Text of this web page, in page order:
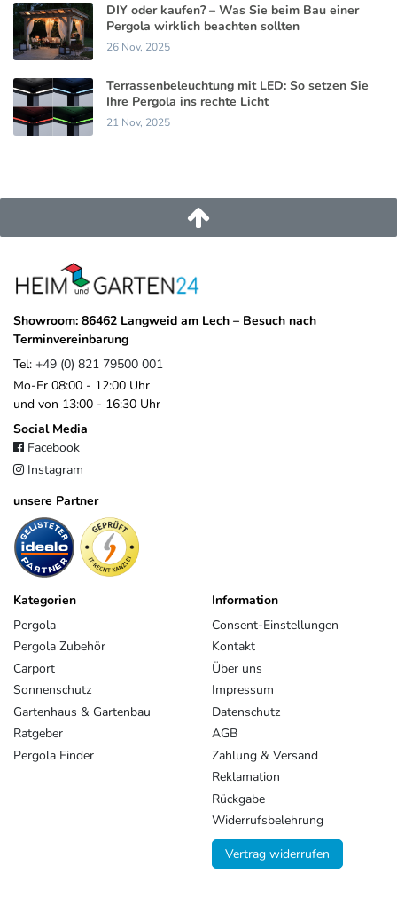
DIY oder kaufen? – Was Sie beim Bau einer
Pergola wirklich beachten sollten
26 Nov, 2025
Terrassenbeleuchtung mit LED: So setzen Sie
Ihre Pergola ins rechte Licht
21 Nov, 2025
Showroom: 86462 Langweid am Lech – Besuch nach
Terminvereinbarung
Tel: +49 (0) 821 79500 001
Mo-Fr 08:00 - 12:00 Uhr
und von 13:00 - 16:30 Uhr
Social Media
Facebook
Instagram
unsere Partner
Kategorien
Pergola
Pergola Zubehör
Carport
Sonnenschutz
Gartenhaus & Gartenbau
Ratgeber
Pergola Finder
Information
Consent-Einstellungen
Kontakt
Über uns
Impressum
Datenschutz
AGB
Zahlung & Versand
Reklamation
Rückgabe
Widerrufsbelehrung
Vertrag widerrufen